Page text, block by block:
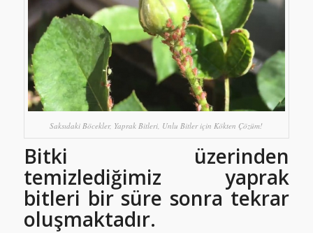
Saksıdaki Böcekler, Yaprak Bitleri, Unlu Bitler için Kökten Çözüm!
Bitki üzerinden
temizlediğimiz yaprak
bitleri bir süre sonra tekrar
oluşmaktadır.